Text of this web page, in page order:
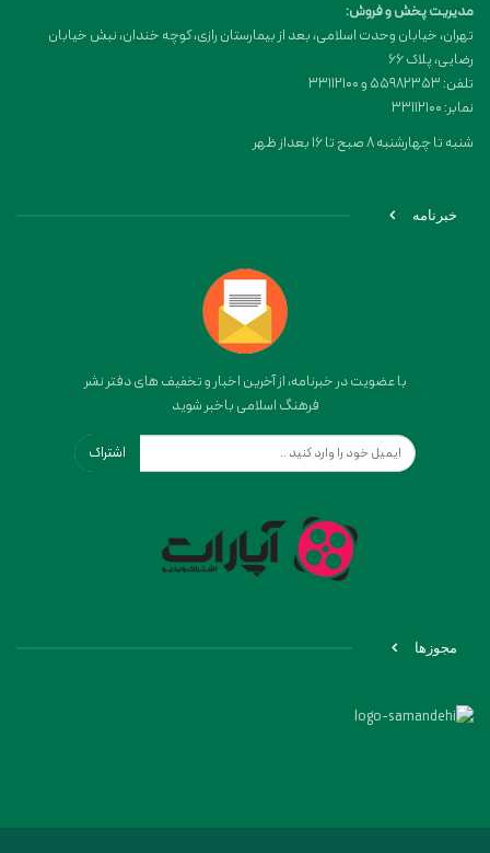
مدیریت پخش و فروش:
تهران، خیابان وحدت اسلامی، بعد از بیمارستان رازی، کوچه خندان، نبش خیابان
رضایی، پلاک ۶۶
تلفن: 55982353 و 33112100
نمابر: 33112100
شنبه تا چهارشنبه 8 صبح تا 16 بعداز ظهر
خبرنامه
با عضویت در خبرنامه، از آخرین اخبار و تخفیف های دفتر نشر
فرهنگ اسلامی باخبر شوید
اشتراک
مجوزها